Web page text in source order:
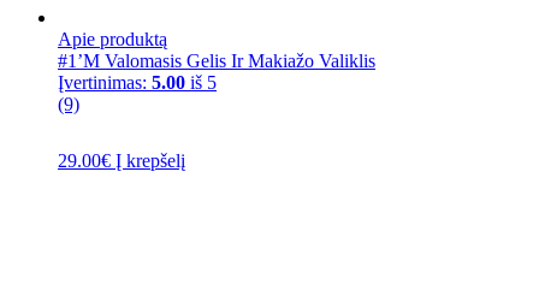
Apie produktą
#1’M Valomasis Gelis Ir Makiažo Valiklis
Įvertinimas: 5.00 iš 5
(9)
29.00€ Į krepšelį